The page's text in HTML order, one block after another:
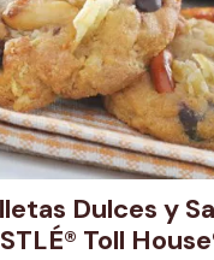
Dulces y
Toll